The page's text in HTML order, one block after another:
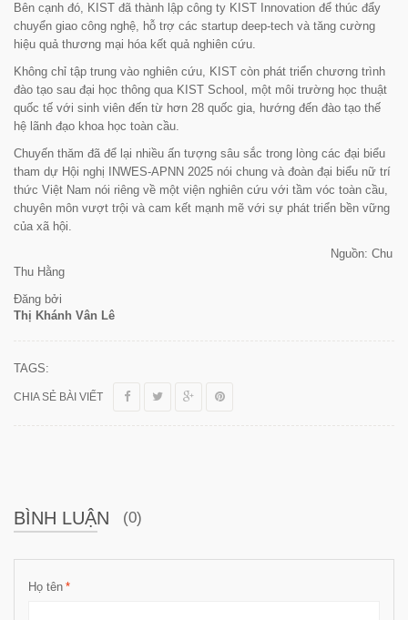
Bên cạnh đó, KIST đã thành lập công ty KIST Innovation để thúc đẩy
chuyển giao công nghệ, hỗ trợ các startup deep-tech và tăng cường
hiệu quả thương mại hóa kết quả nghiên cứu.
Không chỉ tập trung vào nghiên cứu, KIST còn phát triển chương trình
đào tạo sau đại học thông qua KIST School, một môi trường học thuật
quốc tế với sinh viên đến từ hơn 28 quốc gia, hướng đến đào tạo thế
hệ lãnh đạo khoa học toàn cầu.
Chuyến thăm đã để lại nhiều ấn tượng sâu sắc trong lòng các đại biểu
tham dự Hội nghị INWES-APNN 2025 nói chung và đoàn đại biểu nữ trí
thức Việt Nam nói riêng về một viện nghiên cứu với tầm vóc toàn cầu,
chuyên môn vượt trội và cam kết mạnh mẽ với sự phát triển bền vững
của xã hội.
Nguồn: Chu
Thu Hằng
Đăng bởi
Thị Khánh Vân Lê
TAGS:
CHIA SẺ BÀI VIẾT
BÌNH LUẬN (0)
*
Họ tên